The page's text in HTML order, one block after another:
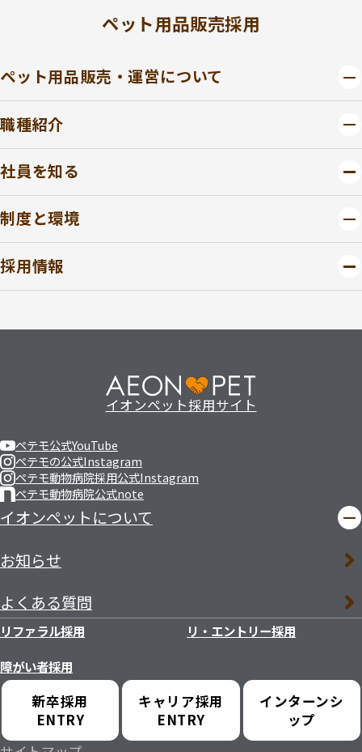
ペット用品販売採用
ペット用品販売・運営について
職種紹介
社員を知る
制度と環境
採用情報
イオンペット採用サイト
ペテモ公式YouTube
ペテモの公式Instagram
ペテモ動物病院採用公式Instagram
ペテモ動物病院公式note
イオンペットについて
お知らせ
よくある質問
リファラル採用 リ・エントリー採用
障がい者採用
新卒採用
ENTRY
キャリア採用
ENTRY
インターンシ
ップ